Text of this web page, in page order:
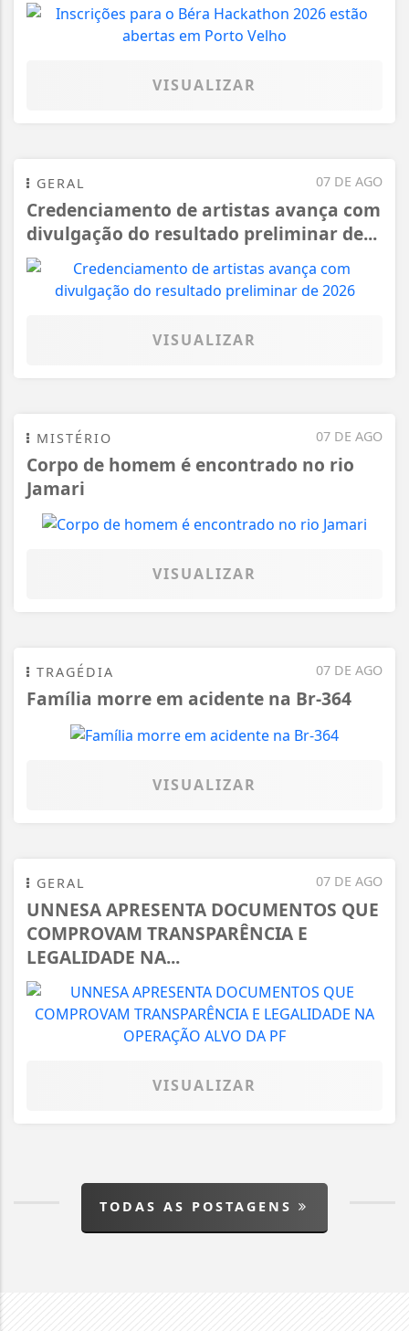
VISUALIZAR
07 DE AGO
GERAL
Credenciamento de artistas avança com
divulgação do resultado preliminar de...
VISUALIZAR
07 DE AGO
MISTÉRIO
Corpo de homem é encontrado no rio
Jamari
VISUALIZAR
07 DE AGO
TRAGÉDIA
Família morre em acidente na Br-364
VISUALIZAR
07 DE AGO
GERAL
UNNESA APRESENTA DOCUMENTOS QUE
COMPROVAM TRANSPARÊNCIA E
LEGALIDADE NA...
VISUALIZAR
TODAS AS POSTAGENS